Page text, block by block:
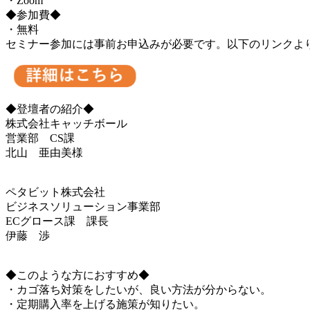
◆参加費◆
・無料
セミナー参加には事前お申込みが必要です。以下のリンクよ
◆登壇者の紹介◆
株式会社キャッチボール
営業部 CS課
北山 亜由美様
ペタビット株式会社
ビジネスソリューション事業部
ECグロース課 課長
伊藤 渉
◆このような方におすすめ◆
・カゴ落ち対策をしたいが、良い方法が分からない。
・定期購入率を上げる施策が知りたい。